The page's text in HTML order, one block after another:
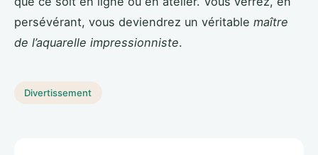
persévérant, vous deviendrez un véritable maître
de l’aquarelle impressionniste.
Divertissement